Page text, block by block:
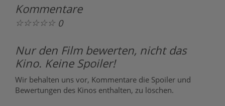
Kommentare
☆☆☆☆☆ 0
Nur den Film bewerten, nicht das
Kino. Keine Spoiler!
Wir behalten uns vor, Kommentare die Spoiler und
Bewertungen des Kinos enthalten, zu löschen.